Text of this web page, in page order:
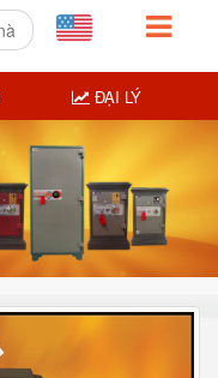
ĐẠI LÝ